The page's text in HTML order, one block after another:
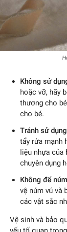
Không sử
hoặc vỡ, hãy
thương cho
cho bé.
Tránh sử
tẩy rửa mạnh
liệu nhựa của
chuyên dụng
Không để
vệ núm vú và
các vật sắc
Vệ sinh và bảo